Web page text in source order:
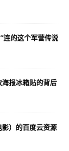
连的这个军营传说
报冰箱贴的背后
）的百度云资源